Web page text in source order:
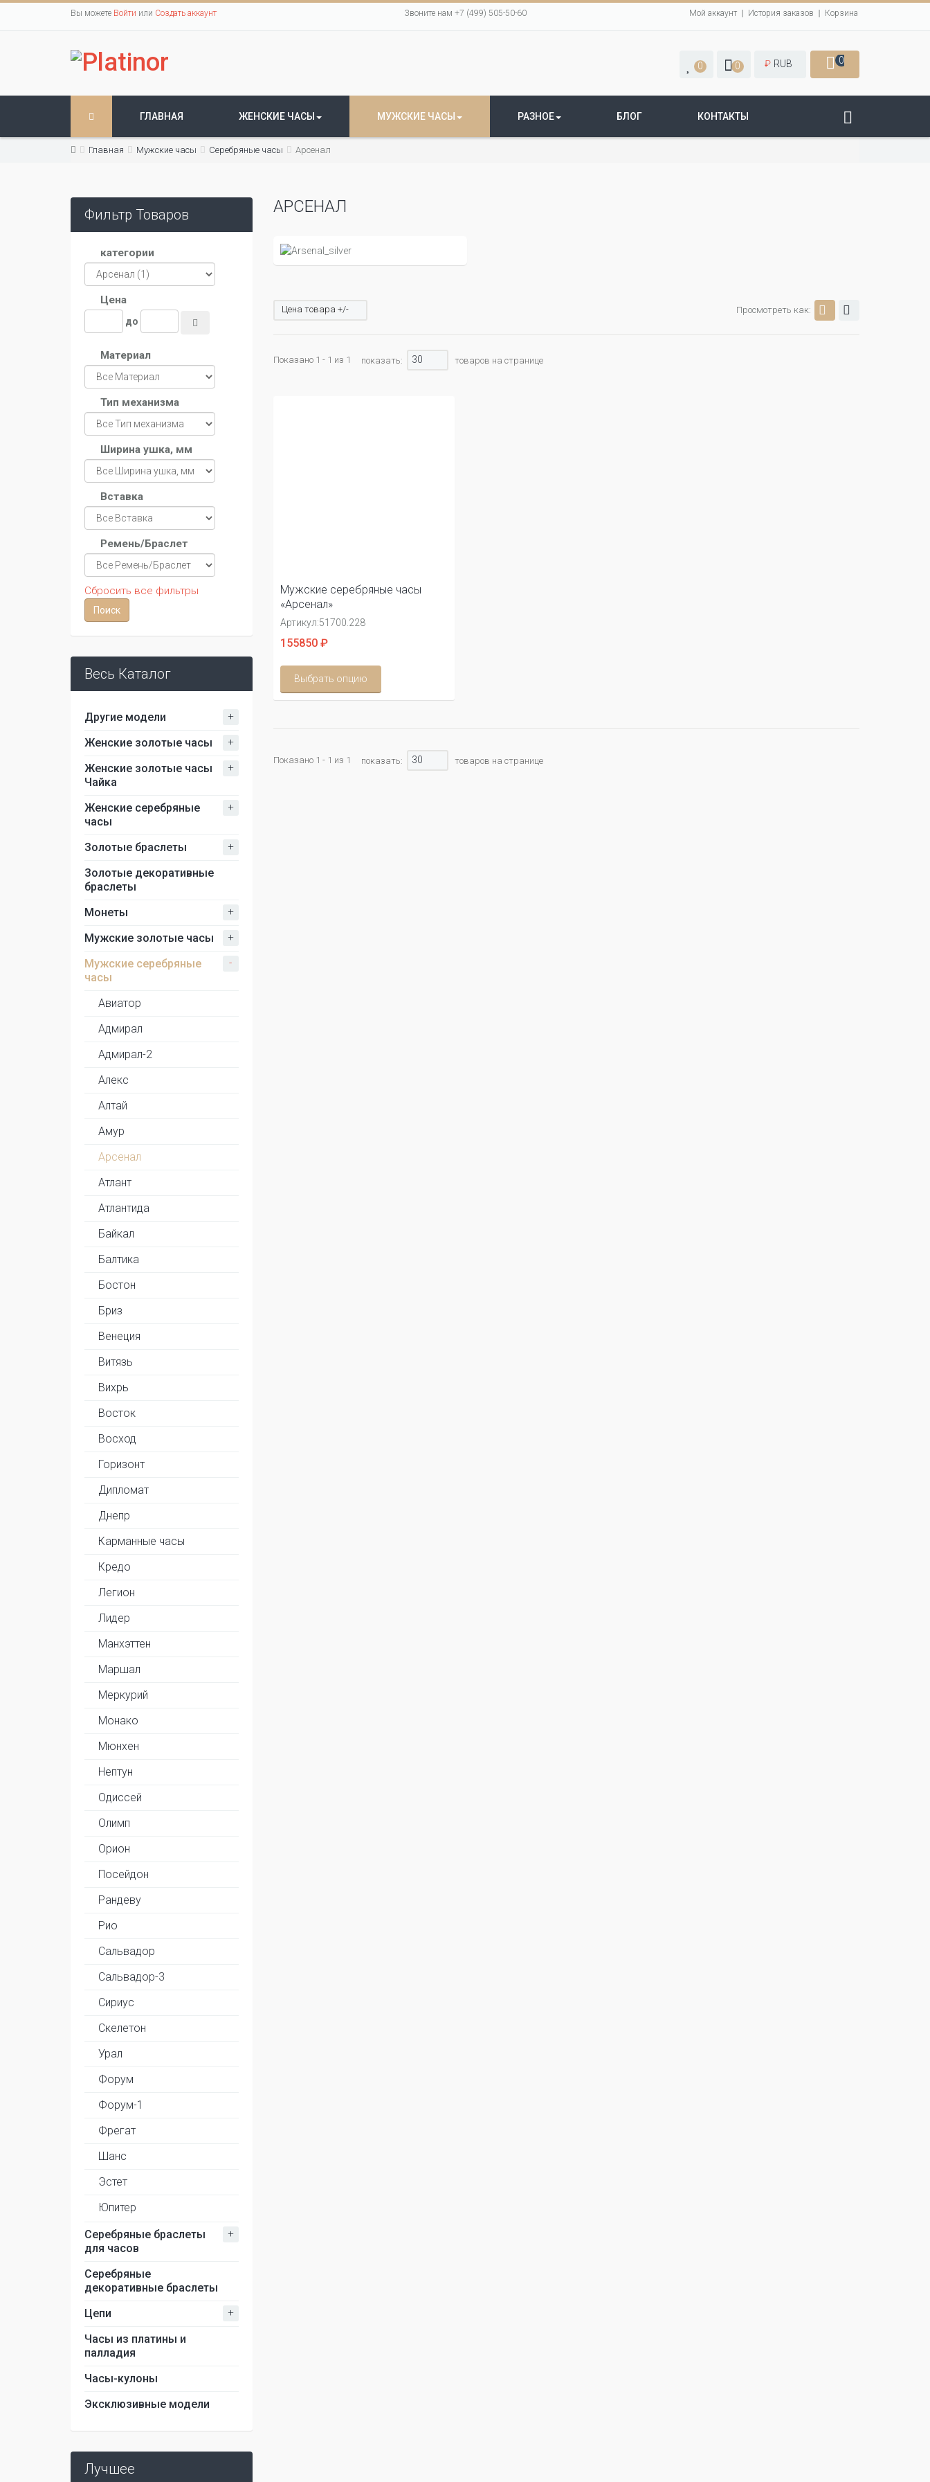
Вы можете Войти или Создать аккаунт Звоните нам +7 (499) 505-50-60 Мой аккаунт История заказов Корзина
0 0 ₽ RUB 0
ГЛАВНАЯ ЖЕНСКИЕ ЧАСЫ МУЖСКИЕ ЧАСЫ РАЗНОЕ БЛОГ КОНТАКТЫ
Главная Мужские часы Серебряные часы Арсенал
Фильтр Товаров
категории
Цена
до
Материал
Тип механизма
Ширина ушка, мм
Вставка
Ремень/Браслет
Сбросить все фильтры
Весь Каталог
Другие модели +
Женские золотые часы +
Женские золотые часы
Чайка
+
Женские серебряные
часы
+
Золотые браслеты +
Золотые декоративные
браслеты
Монеты
+
Мужские золотые часы +
Мужские серебряные
часы
-
Авиатор
Адмирал
Адмирал-2
Алекс
Алтай
Амур
Арсенал
Атлант
Атлантида
Байкал
Балтика
Бостон
Бриз
Венеция
Витязь
Вихрь
Восток
Восход
Горизонт
Дипломат
Днепр
Карманные часы
Кредо
Легион
Лидер
Манхэттен
Маршал
Меркурий
Монако
Мюнхен
Нептун
Одиссей
Олимп
Орион
Посейдон
Рандеву
Рио
Сальвадор
Сальвадор-3
Сириус
Скелетон
Урал
Форум
Форум-1
Фрегат
Шанс
Эстет
Юпитер
Серебряные браслеты
для часов
+
Серебряные
декоративные браслеты
Цепи
+
Часы из платины и
палладия
Часы-кулоны
Эксклюзивные модели
Лучшее
АРСЕНАЛ
Просмотреть как:
Цена товара +/-
Показано 1 - 1 из 1 показать: 30 товаров на странице
Мужские серебряные часы
«Арсенал»
Артикул:51700.228
155850 ₽
Выбрать опцию
Показано 1 - 1 из 1 показать: 30 товаров на странице